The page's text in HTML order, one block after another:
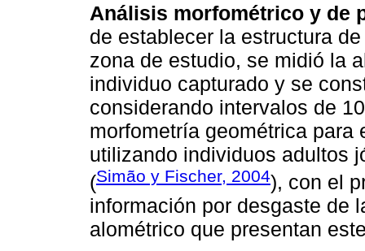
Análisis morfométrico y de
de establecer la estructura
zona de estudio, se midió la
individuo capturado y se
considerando intervalos de
morfometría geométrica para
utilizando individuos adultos
(Simão y Fischer, 2004), con el
información por desgaste de
alométrico que presentan